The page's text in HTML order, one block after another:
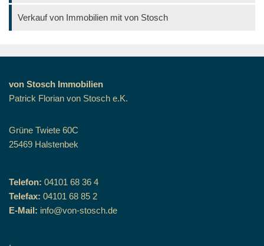
Verkauf von Immobilien mit von Stosch
von Stosch Immobilien
Patrick Florian von Stosch e.K.
Grüne Twiete 60C
25469 Halstenbek
Telefon: 04101 68 36 4
Telefax: 04101 68 85 2
E-Mail: info@von-stosch.de